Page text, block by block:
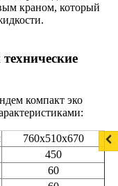
краном, который
компакт эко
760х510х670
450
60